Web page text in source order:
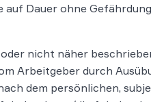
Dauer ohne
nicht näher
Arbeitgeber durch
dem persönlichen,